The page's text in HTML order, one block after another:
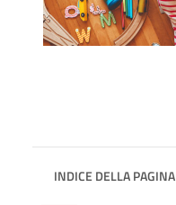
INDICE DELLA PAGINA